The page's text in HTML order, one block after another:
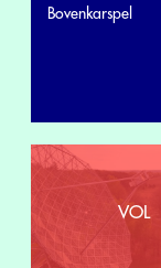
Bovenkarspel